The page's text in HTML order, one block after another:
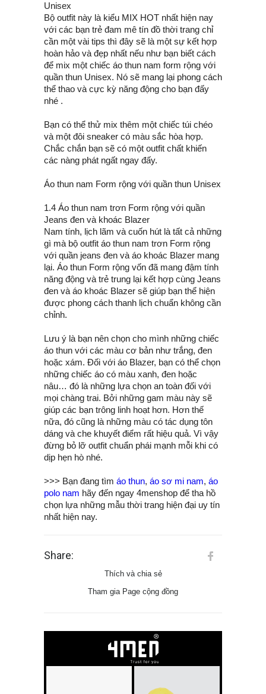
Unisex
Bộ outfit này là kiểu MIX HOT nhất hiện nay
với các bạn trẻ đam mê tín đồ thời trang chỉ
cần một vài tips thì đây sẽ là một sự kết hợp
hoàn hảo và đẹp nhất nếu như bạn biết cách
để mix một chiếc áo thun nam form rộng với
quần thun Unisex. Nó sẽ mang lại phong cách
thể thao và cực kỳ năng động cho bạn đấy
nhé .
Bạn có thể thử mix thêm một chiếc túi chéo
và một đôi sneaker có màu sắc hòa hợp.
Chắc chắn bạn sẽ có một outfit chất khiến
các nàng phát ngất ngay đấy.
Áo thun nam Form rộng với quần thun Unisex
1.4 Áo thun nam trơn Form rộng với quần
Jeans đen và khoác Blazer
Nam tính, lịch lãm và cuốn hút là tất cả những
gì mà bộ outfit áo thun nam trơn Form rộng
với quần jeans đen và áo khoác Blazer mang
lại. Áo thun Form rộng vốn đã mang đậm tính
năng động và trẻ trung lại kết hợp cùng Jeans
đen và áo khoác Blazer sẽ giúp bạn thể hiện
được phong cách thanh lịch chuẩn không cần
chỉnh.
Lưu ý là bạn nên chọn cho mình những chiếc
áo thun với các màu cơ bản như trắng, đen
hoặc xám. Đối với áo Blazer, bạn có thể chọn
những chiếc áo có màu xanh, đen hoặc
nâu… đó là những lựa chọn an toàn đối với
mọi chàng trai. Bởi những gam màu này sẽ
giúp các bạn trông linh hoạt hơn. Hơn thế
nữa, đó cũng là những màu có tác dụng tôn
dáng và che khuyết điểm rất hiệu quả. Vì vậy
đừng bỏ lỡ outfit chuẩn phái mạnh mỗi khi có
dịp hẹn hò nhé.
>>> Bạn đang tìm áo thun, áo sơ mi nam, áo
polo nam hãy đến ngay 4menshop để tha hồ
chọn lựa những mẫu thời trang hiện đại uy tín
nhất hiện nay.
Share:
Thích và chia sẻ
Tham gia Page cộng đồng